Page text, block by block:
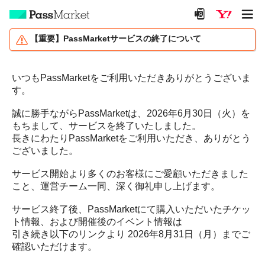
【重要】PassMarketサービスの終了について
いつもPassMarketをご利用いただきありがとうございま
す。
誠に勝手ながらPassMarketは、2026年6月30日（火）を
もちまして、サービスを終了いたしました。
長きにわたりPassMarketをご利用いただき、ありがとう
ございました。
サービス開始より多くのお客様にご愛顧いただきました
こと、運営チーム一同、深く御礼申し上げます。
サービス終了後、PassMarketにて購入いただいたチケッ
ト情報、および開催後のイベント情報は
引き続き以下のリンクより 2026年8月31日（月）までご
確認いただけます。